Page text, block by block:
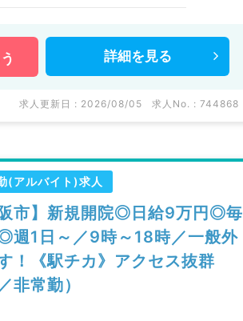
詳細を 見る
求人更新日 : 2026/08/05 求人No. : 744868
(アルバイト)求人
阪市】新規開院◎日給9万円◎毎
週1日～／9時～18時／一般外
！《駅チカ》アクセス抜群
非常勤）